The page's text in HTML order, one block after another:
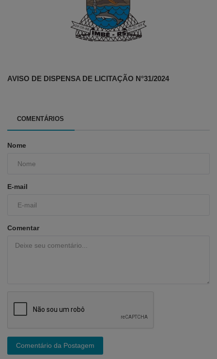
AVISO DE DISPENSA DE LICITAÇÃO N°31/2024
COMENTÁRIOS
Nome
E-mail
Comentar
Comentário da Postagem